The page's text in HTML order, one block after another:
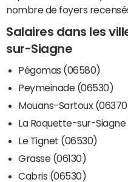
nombre de foyers
Salaires dans les
sur-Siagne
Pégomas (06580)
Peymeinade (06530)
Mouans-Sartoux
La Roquette-sur-
Le Tignet (06530)
Grasse (06130)
Cabris (06530)